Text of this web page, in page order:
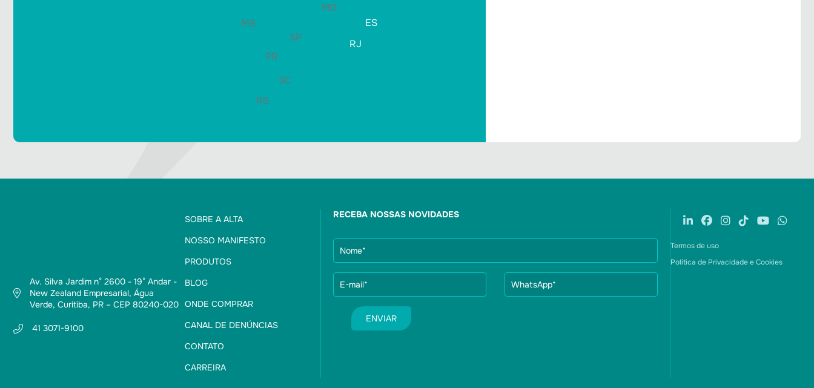
MS
PR
SC
RS
SP
MG
RJ
ES
Av. Silva Jardim n° 2600 - 19° Andar -
New Zealand Empresarial, Água
Verde, Curitiba, PR – CEP 80240-020
41 3071-9100
SOBRE A ALTA
NOSSO MANIFESTO
PRODUTOS
BLOG
ONDE COMPRAR
CANAL DE DENÚNCIAS
CONTATO
CARREIRA
RECEBA NOSSAS NOVIDADES
Termos de uso
Política de Privacidade e Cookies